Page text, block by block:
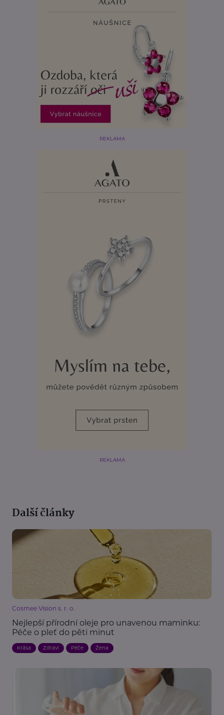
REKLAMA
REKLAMA
Další články
Cosmee Vision s. r. o.
Nejlepší přírodní oleje pro unavenou maminku:
Péče o pleť do pěti minut
Krása Zdraví Péče Žena